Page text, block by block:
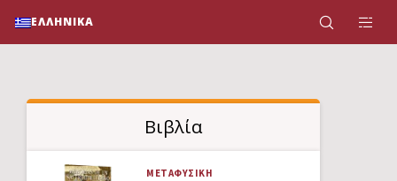
ΕΛΛΗΝΙΚΆ
Βιβλία
ΜΕΤΑΦΥΣΙΚΉ